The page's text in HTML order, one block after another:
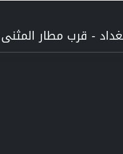
- قرب مطار المثنى